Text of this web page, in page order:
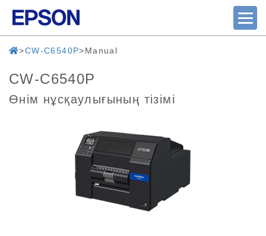
CW-C6540P Manual
CW-C6540P
Өнім нұсқаулығының тізімі